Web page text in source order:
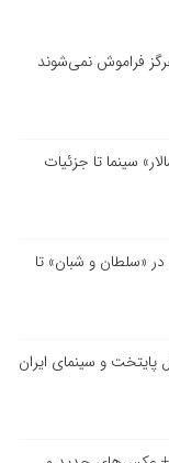
فراموش نمی‌شوند
سینما تا جزئیات
«سلطان و شبان» تا
پایتخت و سینمای ایران